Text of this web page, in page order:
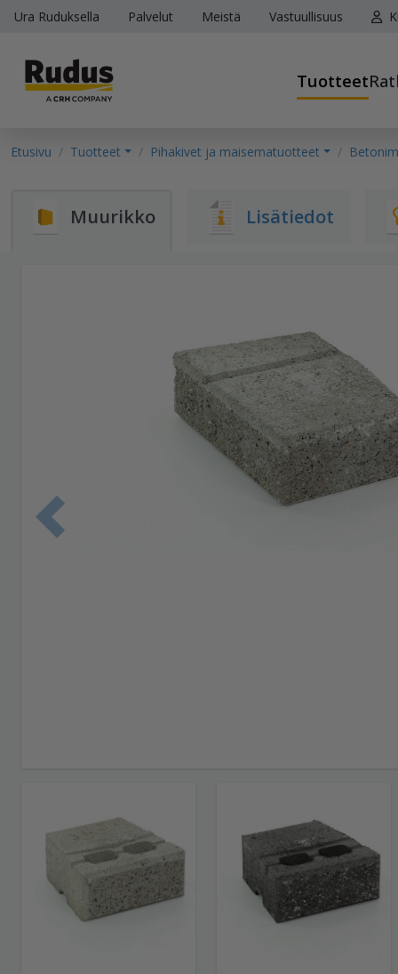
Ura Ruduksella Palvelut Meistä Vastuullisuus
Tuotteet
Etusivu Tuotteet Pihakivet ja maisematuotteet
Muurikko Lisätiedot
Edellinen